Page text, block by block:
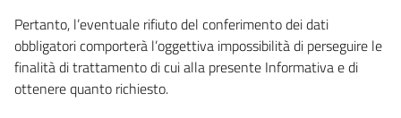
Pertanto, l’eventuale rifiuto del conferimento dei dati
obbligatori comporterà l’oggettiva impossibilità di perseguire le
finalità di trattamento di cui alla presente Informativa e di
ottenere quanto richiesto.